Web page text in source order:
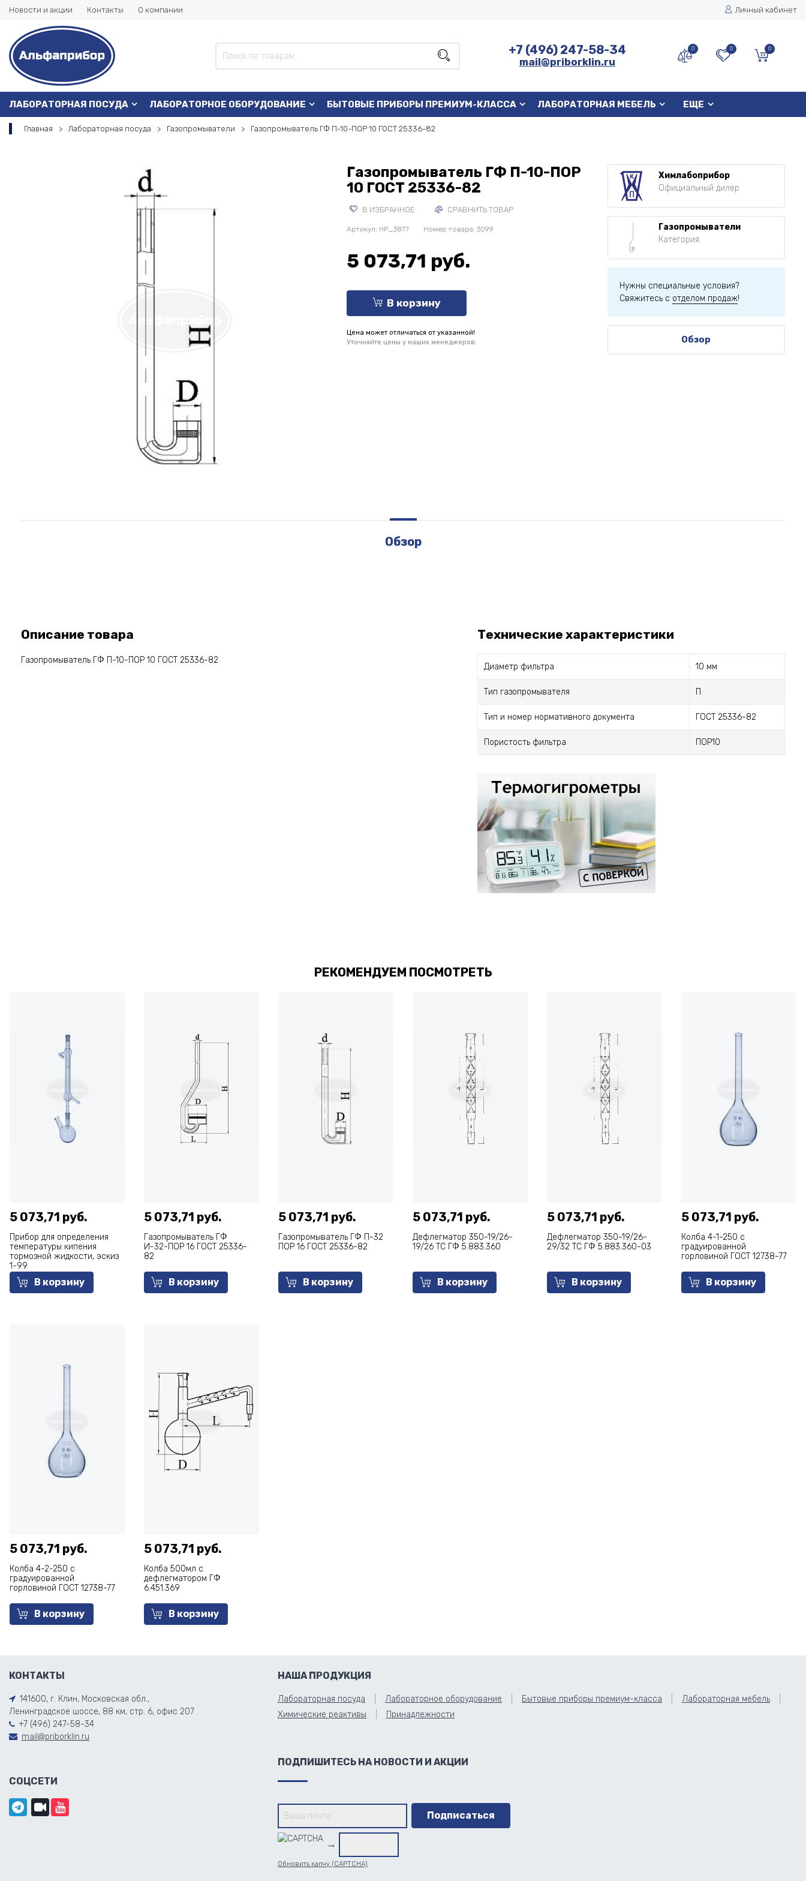
Новости и акции Контакты О компании Личный кабинет
+7 (496) 247-58-34
mail@priborklin.ru
0 0 0
ЛАБОРАТОРНАЯ ПОСУДА ЛАБОРАТОРНОЕ ОБОРУДОВАНИЕ БЫТОВЫЕ ПРИБОРЫ ПРЕМИУМ-КЛАССА ЛАБОРАТОРНАЯ МЕБЕЛЬ ЕЩЕ
Главная Лабораторная посуда Газопромыватели Газопромыватель ГФ П-10-ПОР 10 ГОСТ 25336-82
Газопромыватель ГФ П-10-ПОР
10 ГОСТ 25336-82
В ИЗБРАННОЕ СРАВНИТЬ ТОВАР
Артикул: HP_3877 Номер товара: 3099
5 073,71 руб.
В корзину
Цена может отличаться от указанной!
Уточняйте цены у наших менеджеров.
Химлабоприбор
Официальный дилер
Газопромыватели
Категория
Нужны специальные условия?
Свяжитесь с отделом продаж!
Обзор
Обзор
Описание товара
Газопромыватель ГФ П-10-ПОР 10 ГОСТ 25336-82
Технические характеристики
Диаметр фильтра 10 мм
Тип газопромывателя П
Тип и номер нормативного документа ГОСТ 25336-82
Пористость фильтра ПОР10
РЕКОМЕНДУЕМ ПОСМОТРЕТЬ
5 073,71 руб.
Прибор для определения
температуры кипения
тормозной жидкости, эскиз
1-99
В корзину
5 073,71 руб.
Газопромыватель ГФ
И-32-ПОР 16 ГОСТ 25336-
82
В корзину
5 073,71 руб.
Газопромыватель ГФ П-32
ПОР 16 ГОСТ 25336-82
В корзину
5 073,71 руб.
Дефлегматор 350-19/26-
19/26 ТС ГФ 5.883.360
В корзину
5 073,71 руб.
Дефлегматор 350-19/26-
29/32 ТС ГФ 5.883.360-03
В корзину
5 073,71 руб.
Колба 4-1-250 с
градуированной
горловиной ГОСТ 12738-77
В корзину
5 073,71 руб.
Колба 4-2-250 с
градуированной
горловиной ГОСТ 12738-77
В корзину
5 073,71 руб.
Колба 500мл с
дефлегматором ГФ
6.451.369
В корзину
КОНТАКТЫ
141600, г. Клин, Московская обл.,
Ленинградское шоссе, 88 км, стр. 6, офис 207
+7 (496) 247-58-34
mail@priborklin.ru
СОЦСЕТИ
НАША ПРОДУКЦИЯ
Лабораторная посуда Лабораторное оборудование Бытовые приборы премиум-класса
Лабораторная мебель
Химические реактивы
Принадлежности
ПОДПИШИТЕСЬ НА НОВОСТИ И АКЦИИ
→
Обновить капчу (CAPTCHA)